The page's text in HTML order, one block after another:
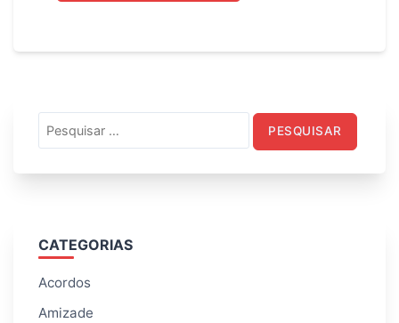
por:
CATEGORIAS
Acordos
Amizade